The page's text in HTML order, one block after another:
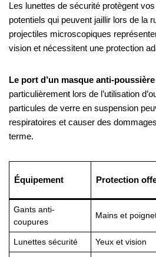
Les lunettes de sécurité protègent
potentiels qui peuvent jaillir lors de la
projectiles microscopiques
vision et nécessitent une protection
Le port d’un masque anti-poussière
particulièrement lors de l’utilisation
particules de verre en suspension
respiratoires et causer des
terme.
Équipement Protection
Gants anti-
coupures
Mains et
Lunettes sécurité Yeux et vision